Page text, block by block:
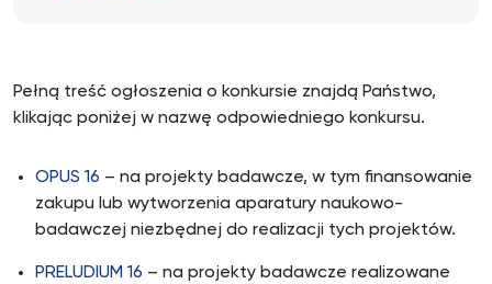
Pełną treść ogłoszenia o konkursie znajdą Państwo,
klikając poniżej w nazwę odpowiedniego konkursu.
OPUS 16 – na projekty badawcze, w tym finansowanie
zakupu lub wytworzenia aparatury naukowo-
badawczej niezbędnej do realizacji tych projektów.
PRELUDIUM 16 – na projekty badawcze realizowane